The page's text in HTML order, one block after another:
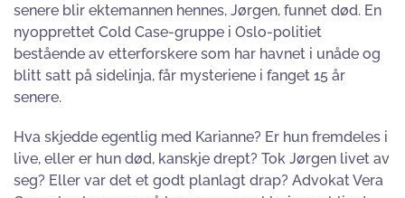
senere blir ektemannen hennes, Jørgen, funnet død. En
nyopprettet Cold Case-gruppe i Oslo-politiet
bestående av etterforskere som har havnet i unåde og
blitt satt på sidelinja, får mysteriene i fanget 15 år
senere.
Hva skjedde egentlig med Karianne? Er hun fremdeles i
live, eller er hun død, kanskje drept? Tok Jørgen livet av
seg? Eller var det et godt planlagt drap? Advokat Vera